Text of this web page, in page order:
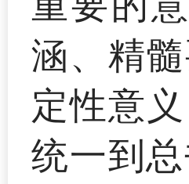
涵、精
定性意
统一到